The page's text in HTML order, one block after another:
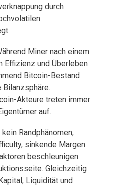
durch
Miner nach einem
Effizienz und Überleben
Bitcoin-Bestand
Akteure treten immer
auf.
Randphänomen,
sinkende Margen
beschleunigen
Gleichzeitig
Liquidität und